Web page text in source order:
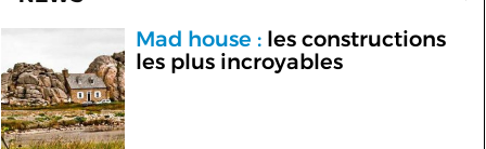
Mad house :les constructions
les plus incroyables